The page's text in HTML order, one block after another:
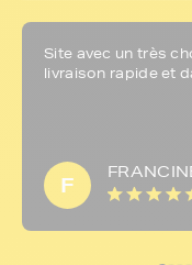
Site avec un très
livraison rapide et
F